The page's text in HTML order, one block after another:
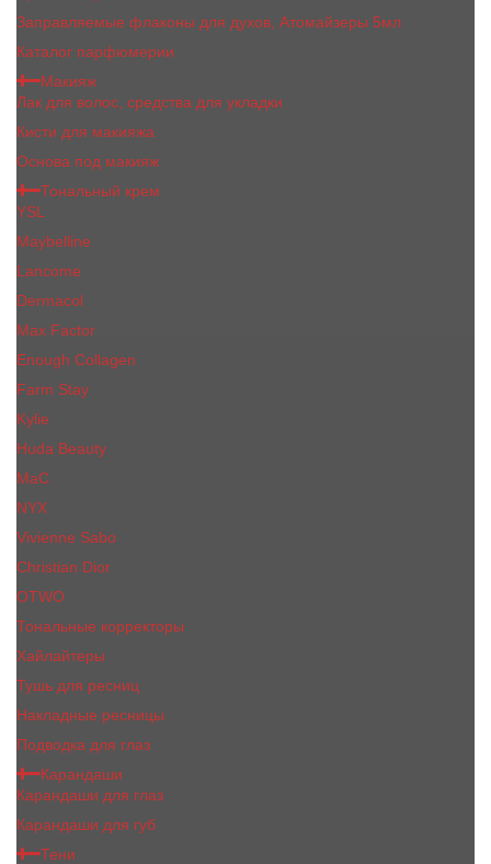
Заправляемые флаконы для духов, Атомайзеры 5мл
Каталог парфюмерии
Макияж
Лак для волос, средства для укладки
Кисти для макияжа
Основа под макияж
Тональный крем
YSL
Maybelline
Lancome
Dermacol
Max Factor
Enough Collagen
Farm Stay
Kylie
Huda Beauty
МаС
NYX
Vivienne Sabo
Сhristiаn Diоr
OTWO
Тональные корректоры
Хайлайтеры
Тушь для ресниц
Накладные ресницы
Подводка для глаз
Карандаши
Карандаши для глаз
Карандаши для губ
Тени